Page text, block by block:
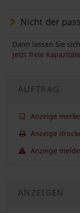
Nicht der
Dann lassen Sie sich
Jetzt freie
AUFTRAG
Anzeige
Anzeige
Anzeige
ANZEIGEN